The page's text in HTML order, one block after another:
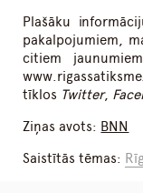
Plašāku
pakalpojumiem,
citiem
tīklos Twitter,
Ziņas avots: BNN
Saistītās tēmas: